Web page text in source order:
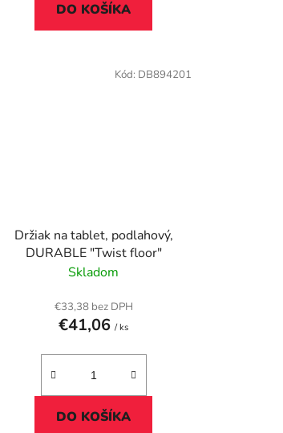
DO KOŠÍKA
Držiak na tablet, podlahový,
DURABLE "Twist floor"
Skladom
€33,38 bez DPH
€41,06/ ks
DO KOŠÍKA
Kód: DB894201